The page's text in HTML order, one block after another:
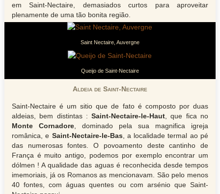
em Saint-Nectaire, demasiados curtos para aproveitar
plenamente de uma tão bonita região.
Saint Nectaire, Auvergne
Queijo de Saint-Nectaire
Aldeia de Saint-Nectaire
Saint-Nectaire é um sitio que de fato é composto por duas
aldeias, bem distintas :Saint-Nectaire-le-Haut , que fica no
Monte Cornadore, dominado pela sua magnifica igreja
românica, e Saint-Nectaire-le-Bas , a localidade termal ao pé
das numerosas fontes. O povoamento deste cantinho de
França é muito antigo, podemos por exemplo encontrar um
dólmen ! A qualidade das aguas é reconhecida desde tempos
imemoriais, já os Romanos as mencionavam. São pelo menos
40 fontes, com águas quentes ou com arsénio que Saint-